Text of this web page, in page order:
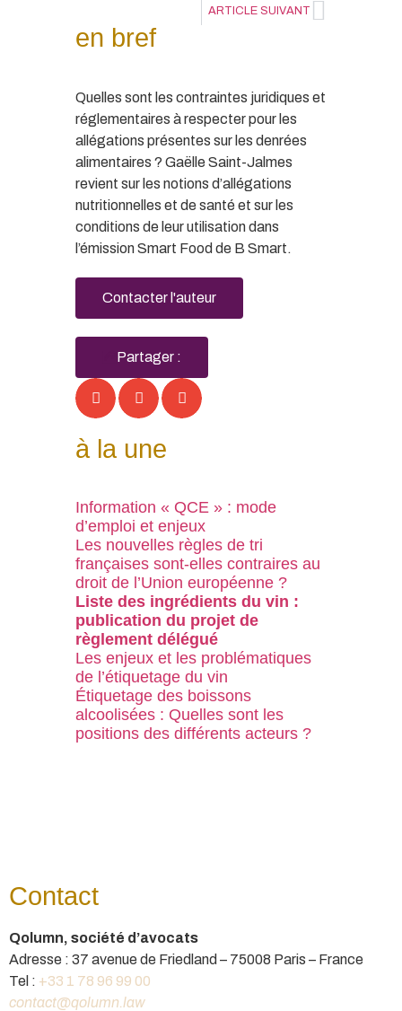
ARTICLE SUIVANT
en bref
Quelles sont les contraintes juridiques et
réglementaires à respecter pour les
allégations présentes sur les denrées
alimentaires ? Gaëlle Saint-Jalmes
revient sur les notions d’allégations
nutritionnelles et de santé et sur les
conditions de leur utilisation dans
l’émission Smart Food de B Smart.
Contacter l'auteur
Partager :
à la une
Information « QCE » : mode
d’emploi et enjeux
Les nouvelles règles de tri
françaises sont-elles contraires au
droit de l’Union européenne ?
Liste des ingrédients du vin :
publication du projet de
règlement délégué
Les enjeux et les problématiques
de l’étiquetage du vin
Étiquetage des boissons
alcoolisées : Quelles sont les
positions des différents acteurs ?
Contact
Qolumn, société d’avocats
Adresse : 37 avenue de Friedland – 75008 Paris – France
Tel : +33 1 78 96 99 00
contact@qolumn.law